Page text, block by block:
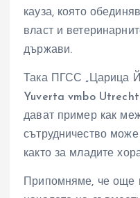
кауза, която
власт и
държави.
Така ПГСС „Царица
Yuverta vmbo
дават пример как
сътрудничество
както за младите
Припомняме, че още